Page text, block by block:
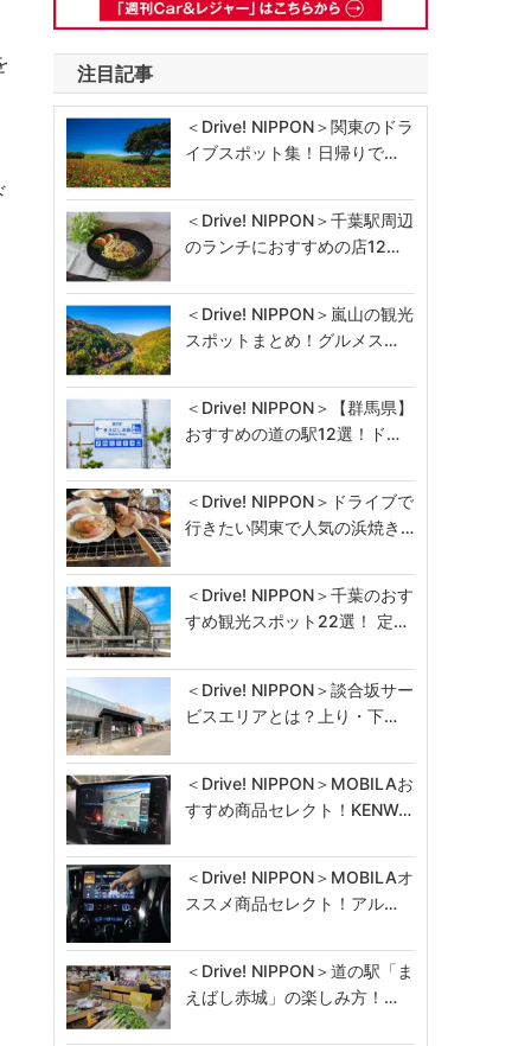
注目記事
＜Drive! NIPPON＞関東のドラ
イブスポット集！日帰りで…
＜Drive! NIPPON＞千葉駅周辺
のランチにおすすめの店12…
＜Drive! NIPPON＞嵐山の観光
スポットまとめ！グルメス…
＜Drive! NIPPON＞【群馬県】
おすすめの道の駅12選！ド…
＜Drive! NIPPON＞ドライブで
行きたい関東で人気の浜焼き…
＜Drive! NIPPON＞千葉のおす
すめ観光スポット22選！ 定…
＜Drive! NIPPON＞談合坂サー
ビスエリアとは？上り・下…
＜Drive! NIPPON＞MOBILAお
すすめ商品セレクト！KENW…
＜Drive! NIPPON＞MOBILAオ
ススメ商品セレクト！アル…
＜Drive! NIPPON＞道の駅「ま
えばし赤城」の楽しみ方！…